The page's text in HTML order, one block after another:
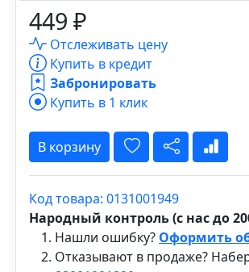
449 ₽
Отслеживать цену
Купить в кредит
Забронировать
Купить в 1 клик
В корзину
Код товара: 0131001949
Народный контроль (с нас до
Нашли ошибку? Оформить
Отказывают в продаже?